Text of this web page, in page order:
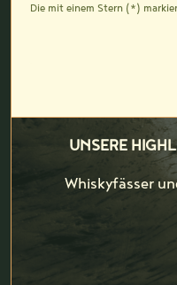
Die mit einem Stern (*)
UNSERE
Whiskyfässer